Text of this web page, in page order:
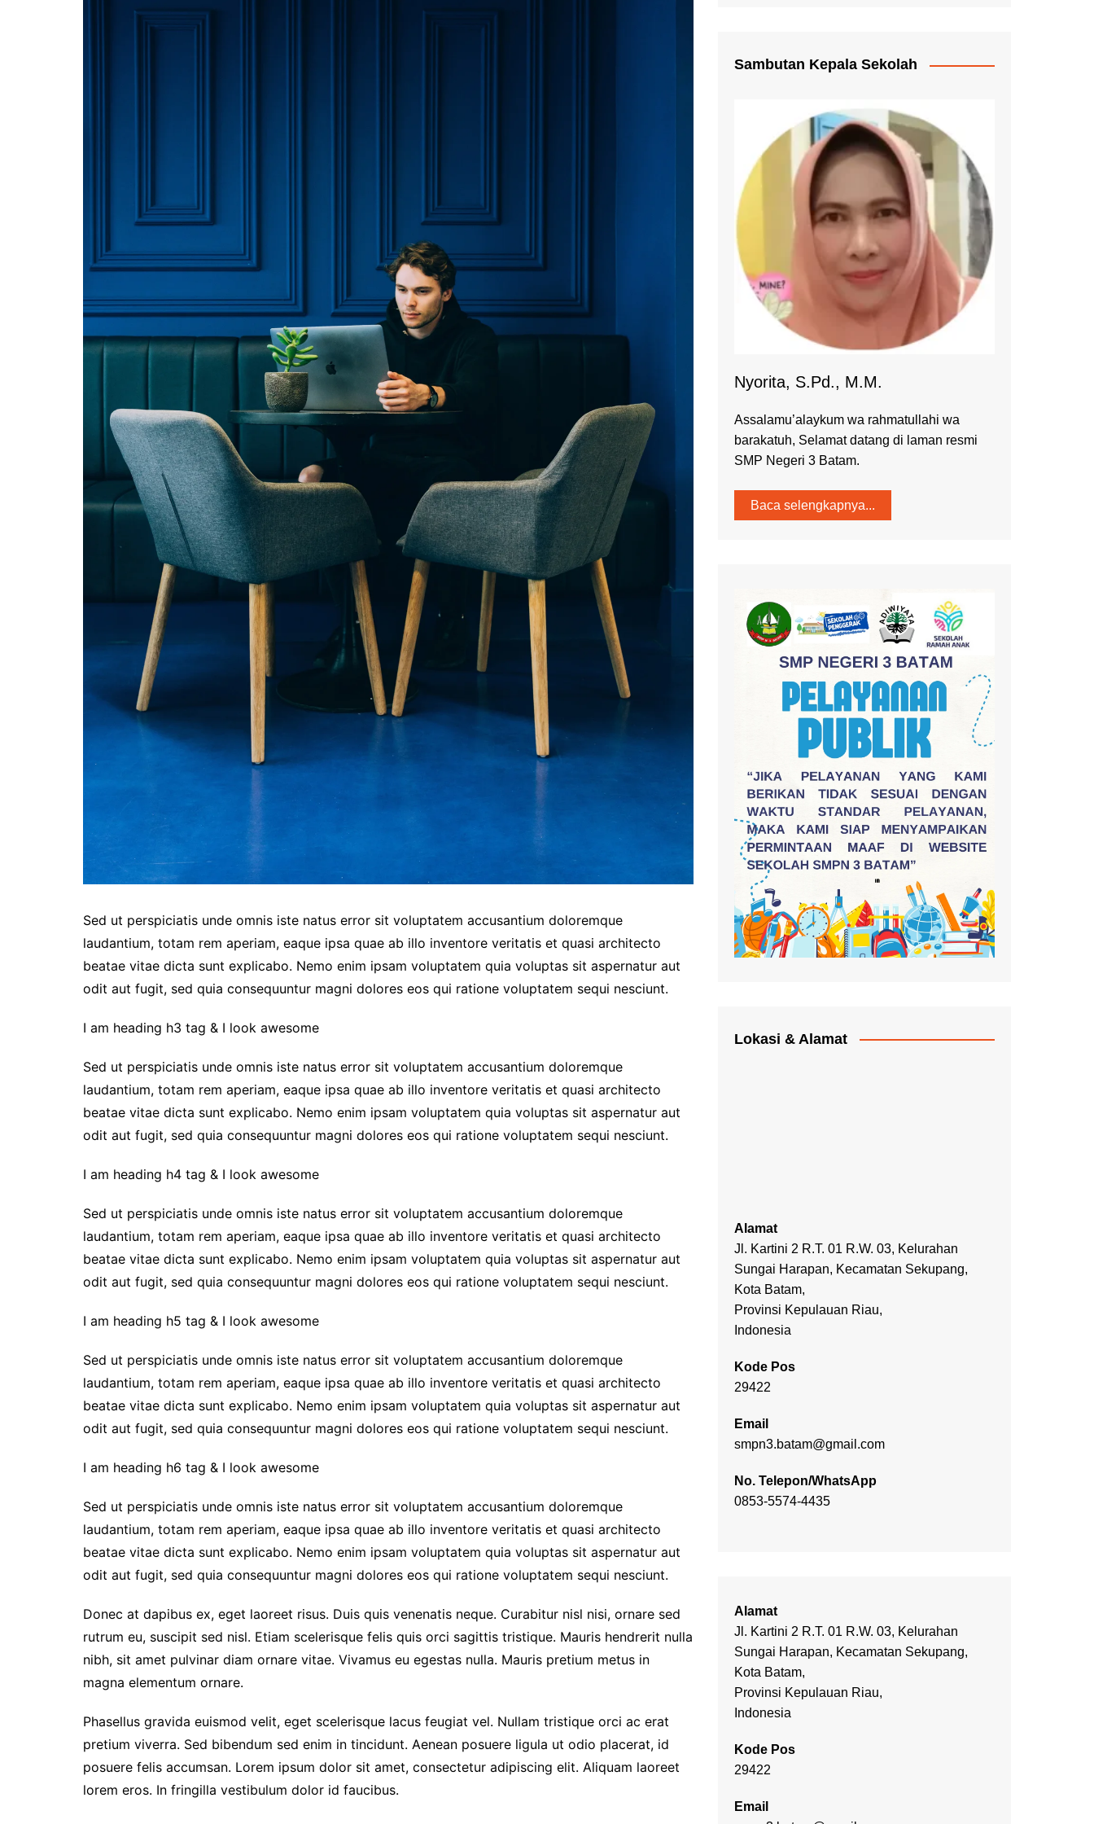
Sed ut perspiciatis unde omnis iste natus error sit voluptatem accusantium doloremque
laudantium, totam rem aperiam, eaque ipsa quae ab illo inventore veritatis et quasi architecto
beatae vitae dicta sunt explicabo. Nemo enim ipsam voluptatem quia voluptas sit aspernatur aut
odit aut fugit, sed quia consequuntur magni dolores eos qui ratione voluptatem sequi nesciunt.
I am heading h3 tag & I look awesome
Sed ut perspiciatis unde omnis iste natus error sit voluptatem accusantium doloremque
laudantium, totam rem aperiam, eaque ipsa quae ab illo inventore veritatis et quasi architecto
beatae vitae dicta sunt explicabo. Nemo enim ipsam voluptatem quia voluptas sit aspernatur aut
odit aut fugit, sed quia consequuntur magni dolores eos qui ratione voluptatem sequi nesciunt.
I am heading h4 tag & I look awesome
Sed ut perspiciatis unde omnis iste natus error sit voluptatem accusantium doloremque
laudantium, totam rem aperiam, eaque ipsa quae ab illo inventore veritatis et quasi architecto
beatae vitae dicta sunt explicabo. Nemo enim ipsam voluptatem quia voluptas sit aspernatur aut
odit aut fugit, sed quia consequuntur magni dolores eos qui ratione voluptatem sequi nesciunt.
I am heading h5 tag & I look awesome
Sed ut perspiciatis unde omnis iste natus error sit voluptatem accusantium doloremque
laudantium, totam rem aperiam, eaque ipsa quae ab illo inventore veritatis et quasi architecto
beatae vitae dicta sunt explicabo. Nemo enim ipsam voluptatem quia voluptas sit aspernatur aut
odit aut fugit, sed quia consequuntur magni dolores eos qui ratione voluptatem sequi nesciunt.
I am heading h6 tag & I look awesome
Sed ut perspiciatis unde omnis iste natus error sit voluptatem accusantium doloremque
laudantium, totam rem aperiam, eaque ipsa quae ab illo inventore veritatis et quasi architecto
beatae vitae dicta sunt explicabo. Nemo enim ipsam voluptatem quia voluptas sit aspernatur aut
odit aut fugit, sed quia consequuntur magni dolores eos qui ratione voluptatem sequi nesciunt.
Donec at dapibus ex, eget laoreet risus. Duis quis venenatis neque. Curabitur nisl nisi, ornare sed
rutrum eu, suscipit sed nisl. Etiam scelerisque felis quis orci sagittis tristique. Mauris hendrerit nulla
nibh, sit amet pulvinar diam ornare vitae. Vivamus eu egestas nulla. Mauris pretium metus in
magna elementum ornare.
Phasellus gravida euismod velit, eget scelerisque lacus feugiat vel. Nullam tristique orci ac erat
pretium viverra. Sed bibendum sed enim in tincidunt. Aenean posuere ligula ut odio placerat, id
posuere felis accumsan. Lorem ipsum dolor sit amet, consectetur adipiscing elit. Aliquam laoreet
lorem eros. In fringilla vestibulum dolor id faucibus.
Sambutan Kepala Sekolah
Nyorita, S.Pd., M.M.
Assalamu’alaykum wa rahmatullahi wa
barakatuh, Selamat datang di laman resmi
SMP Negeri 3 Batam.
Baca selengkapnya...
Lokasi & Alamat
Alamat
Jl. Kartini 2 R.T. 01 R.W. 03, Kelurahan
Sungai Harapan, Kecamatan Sekupang,
Kota Batam,
Provinsi Kepulauan Riau,
Indonesia
Kode Pos
29422
Email
smpn3.batam@gmail.com
No. Telepon/WhatsApp
0853-5574-4435
Alamat
Jl. Kartini 2 R.T. 01 R.W. 03, Kelurahan
Sungai Harapan, Kecamatan Sekupang,
Kota Batam,
Provinsi Kepulauan Riau,
Indonesia
Kode Pos
29422
Email